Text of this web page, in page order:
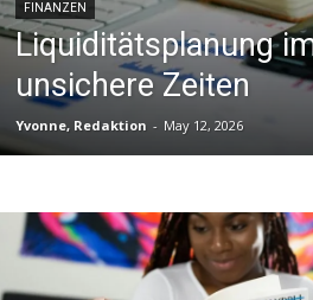
FINANZEN
Liquiditätsplanung
unsichere Zeiten
Yvonne, Redaktion - May 12, 2026